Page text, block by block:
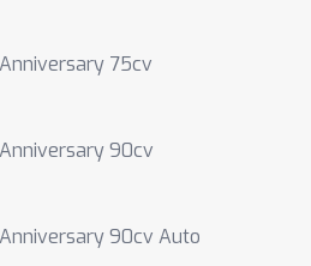
75cv
90cv
90cv Auto